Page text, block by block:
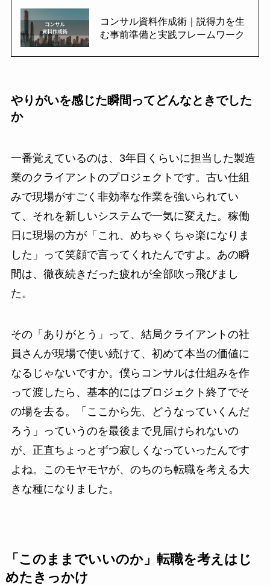
コンサル資料作成術｜説得力を生
む事前準備と実践フレームワーク
やりがいを感じた瞬間ってどんなときでした
か
一番覚えているのは、3年目くらいに担当した製造
業のクライアントのプロジェクトです。古い仕組
みで現場がすごく非効率な作業を強いられてい
て、それを新しいシステムで一気に変えた。稼働
日に現場の方が「これ、めちゃくちゃ楽になりま
した」って笑顔で言ってくれたんですよ。あの瞬
間は、徹夜続きだった疲れが全部吹っ飛びまし
た。
その「ありがとう」って、結局クライアントの社
員さんが現場で使い続けて、初めて本当の価値に
なるじゃないですか。僕らコンサルは仕組みを作
って渡したら、基本的にはプロジェクト終了でそ
の場を去る。「ここから先、どうなっていくんだ
ろう」っていうのを最後まで見届けられないの
が、正直ちょっとずつ寂しくなっていったんです
よね。このモヤモヤが、のちのち転職を考える大
きな種になりました。
「このままでいいのか」転職を考えはじ
めたきっかけ